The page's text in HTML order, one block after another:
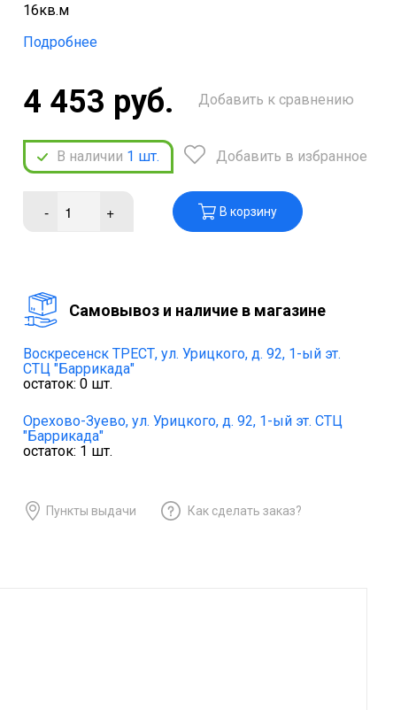
16кв.м
Подробнее
4 453 руб.
В наличии 1 шт.
Добавить к сравнению
Добавить в избранное
- + В корзину
Cамовывоз и наличие в магазине
Воскресенск ТРЕСТ, ул. Урицкого, д. 92, 1-ый эт.
СТЦ "Баррикада"
остаток: 0 шт.
Орехово-Зуево, ул. Урицкого, д. 92, 1-ый эт. СТЦ
"Баррикада"
остаток: 1 шт.
Пункты выдачи Как сделать заказ?